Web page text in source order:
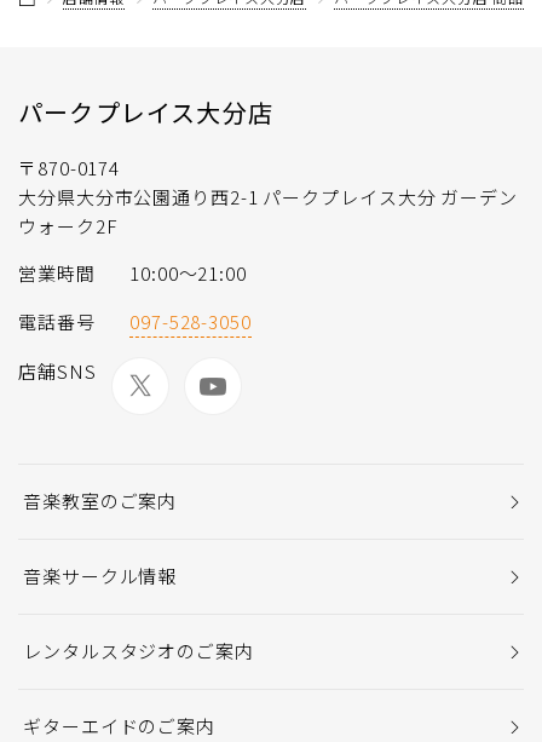
パークプレイス大分店
〒870-0174
大分県大分市公園通り西2-1 パークプレイス大分 ガーデン
ウォーク2F
営業時間
10:00〜21:00
電話番号
097-528-3050
店舗SNS
音楽教室のご案内
音楽サークル情報
レンタルスタジオのご案内
ギターエイドのご案内